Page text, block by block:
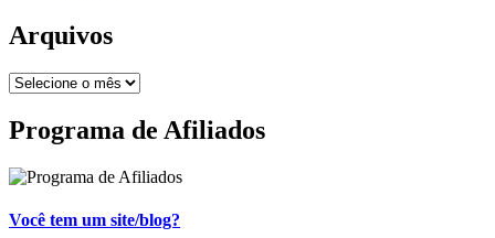
Arquivos
Programa de Afiliados
Você tem um site/blog?